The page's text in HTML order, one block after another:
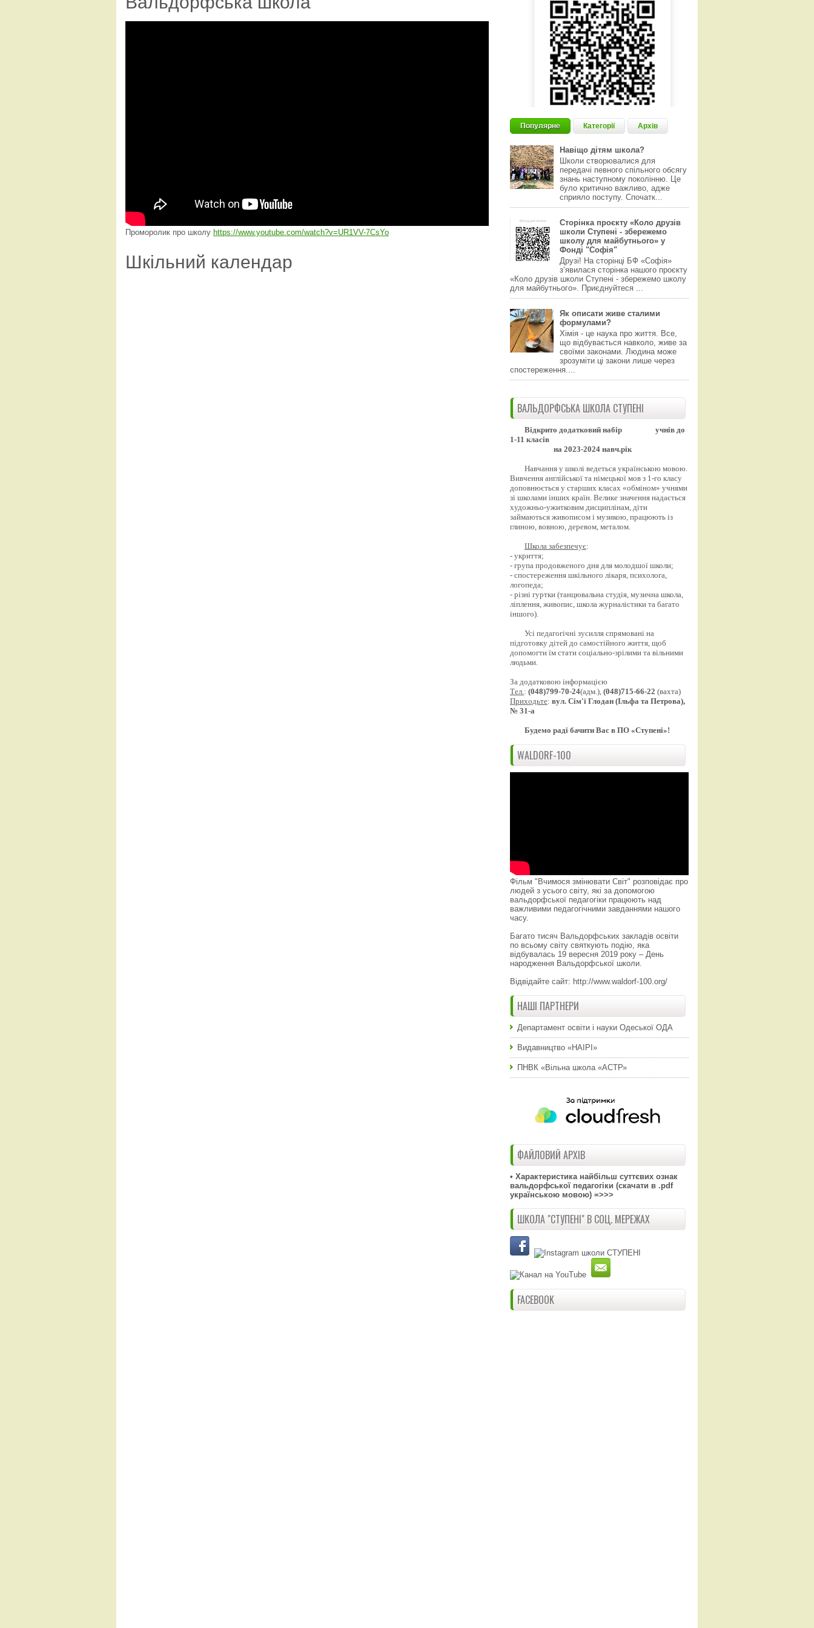
Проморолик про школу https://www.youtube.com/watch?v=UR1VV-7CsYo
Шкільний календар
Популярне Категорії Архів
Навіщо дітям школа?
Школи створювалися для
передачі певного спільного обсягу
знань наступному поколінню. Це
було критично важливо, адже
сприяло поступу. Спочатк...
Сторінка проєкту «Коло друзів
школи Ступені - збережемо
школу для майбутнього» у
Фонді "Софія"
Друзі! На сторінці БФ «Софія»
з‘явилася сторінка нашого проєкту
«Коло друзів школи Ступені - збережемо школу
для майбутнього». Приєднуйтеся ...
Як описати живе сталими
формулами?
Хімія - це наука про життя. Все,
що відбувається навколо, живе за
своїми законами. Людина може
зрозуміти ці закони лише через
спостереження....
ВАЛЬДОРФСЬКА ШКОЛА СТУПЕНІ
Відкрито додатковий набір
учнів до
1-11 класів
на 2023-2024 навч.рік
Навчання у школі ведеться українською мовою.
Вивчення англійської та німецької мов з 1-го класу
доповнюється у старших класах «обміном» учнями
зі школами інших країн. Велике значення надається
художньо-ужитковим дисциплінам, діти
займаються живописом і музикою, працюють із
глиною, вовною, деревом, металом.
Школа забезпечує:
- укриття;
- група продовженого дня для молодшої школи;
- спостереження шкільного лікаря, психолога,
логопеда;
- різні гуртки (танцювальна студія, музична школа,
ліплення, живопис, школа журналістики та багато
іншого).
Усі педагогічні зусилля спрямовані на
підготовку дітей до самостійного життя, щоб
допомогти їм стати соціально-зрілими та вільними
людьми.
За додатковою інформацією
Тел. : (048)799-70-24(адм.), (048)715-66-22 (вахта)
Приходьте: вул. Сім'ї Глодан (Ільфа та Петрова),
№ 31-а
Будемо раді бачити Вас в ПО «Ступені»!
WALDORF-100
Фільм "Вчимося змінювати Світ" розповідає про
людей з усього світу, які за допомогою
вальдорфської педагогіки працюють над
важливими педагогічними завданнями нашого
часу.
Багато тисяч Вальдорфських закладів освіти
по всьому світу святкують подію, яка
відбувалась 19 вересня 2019 року – День
народження Вальдорфської школи.
Відвідайте сайт: http://www.waldorf-100.org/
НАШІ ПАРТНЕРИ
Департамент освіти і науки Одеської ОДА
Видавництво «НАІРІ»
ПНВК «Вільна школа «АСТР»
ФАЙЛОВИЙ АРХІВ
• Характеристика найбільш суттєвих ознак
вальдорфської педагогіки (скачати в .pdf
українською мовою) =>>>
ШКОЛА "СТУПЕНІ" В СОЦ. МЕРЕЖАХ
FACEBOOK